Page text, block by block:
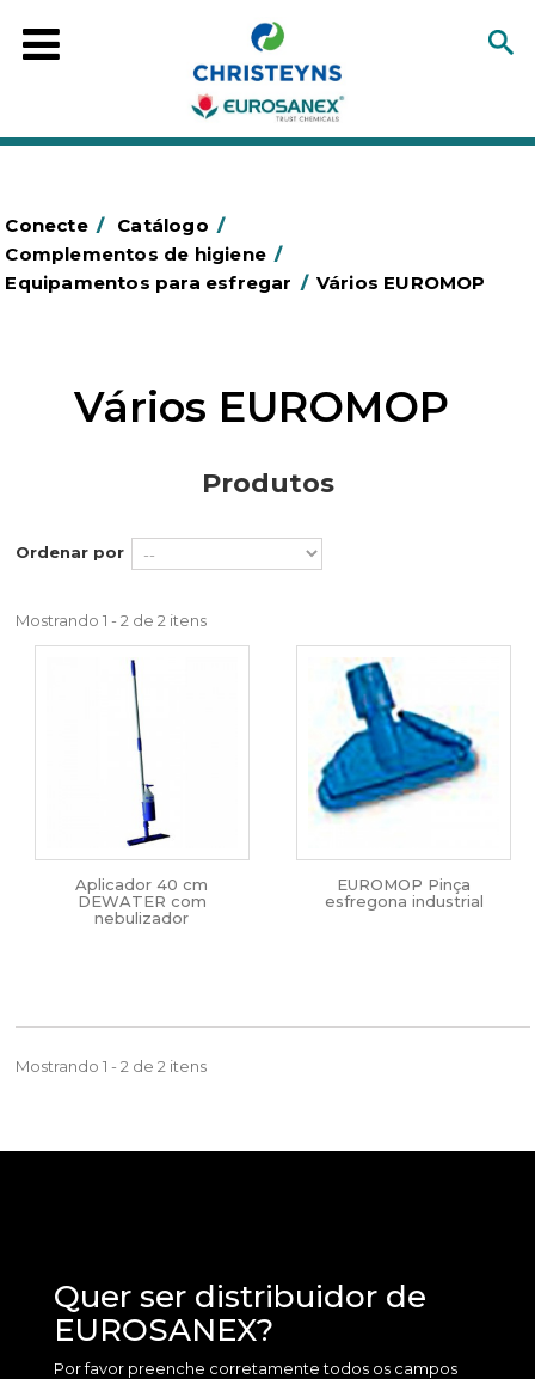
Conecte / Catálogo /
Complementos de higiene /
Equipamentos para esfregar / Vários EUROMOP
Vários EUROMOP
Produtos
Ordenar por
Mostrando 1 - 2 de 2 itens
Aplicador 40 cm
DEWATER com
nebulizador
EUROMOP Pinça
esfregona industrial
Mostrando 1 - 2 de 2 itens
Quer ser distribuidor de
EUROSANEX?
Por favor preenche corretamente todos os campos